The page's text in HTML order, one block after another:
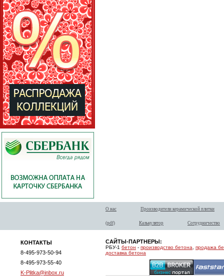
О нас Производители керамической плитки
(pdf) Калькулятор Сотрудничество
КОНТАКТЫ
8-495-973-50-94
8-495-973-55-40
K-Plitka@inbox.ru
САЙТЫ-ПАРТНЕРЫ:
РБУ-1 бетон - производство бетона
продажа
доставка бетона